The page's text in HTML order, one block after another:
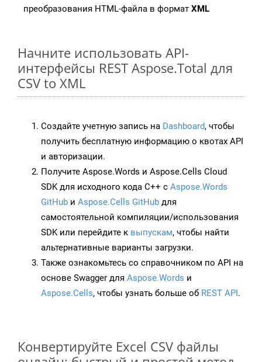
преобразования HTML-файла в формат XML
Начните использовать API-
интерфейсы REST Aspose.Total для
CSV to XML
Создайте учетную запись на Dashboard, чтобы
получить бесплатную информацию о квотах API
и авторизации.
Получите Aspose.Words и Aspose.Cells Cloud
SDK для исходного кода C++ с Aspose.Words
GitHub и Aspose.Cells GitHub для
самостоятельной компиляции/использования
SDK или перейдите к выпускам, чтобы найти
альтернативные варианты загрузки.
Также ознакомьтесь со справочником по API на
основе Swagger для Aspose.Words и
Aspose.Cells, чтобы узнать больше об REST API.
Конвертируйте Excel CSV файлы